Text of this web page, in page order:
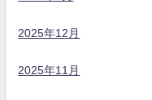
2025年12月
2025年11月